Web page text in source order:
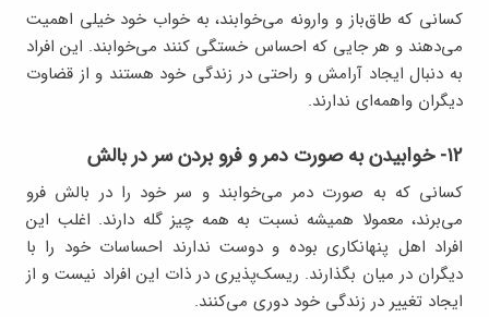
کسانی که طاق‌باز و وارونه می‌خوابند، به خواب خود خیلی اهمیت
می‌دهند و هر جایی که احساس خستگی کنند می‌خوابند. این افراد
به دنبال ایجاد آرامش و راحتی در زندگی خود هستند و از قضاوت
دیگران واهمه‌ای ندارند.
۱۲- خوابیدن به صورت دمر و فرو بردن سر در بالش
کسانی که به صورت دمر می‌خوابند و سر خود را در بالش فرو
می‌برند، معمولا همیشه نسبت به همه چیز گله دارند. اغلب این
افراد اهل پنهانکاری بوده و دوست ندارند احساسات خود را با
دیگران در میان بگذارند. ریسک‌پذیری در ذات این افراد نیست و از
ایجاد تغییر در زندگی خود دوری می‌کنند.